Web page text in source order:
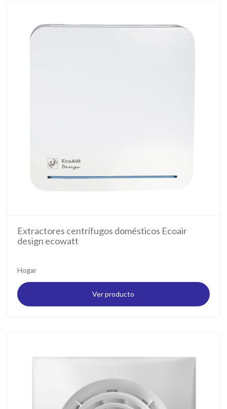
Extractores centrífugos domésticos Ecoair
design ecowatt
Hogar
Ver producto